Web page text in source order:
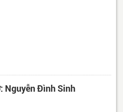
Nguyễn Đình Sinh